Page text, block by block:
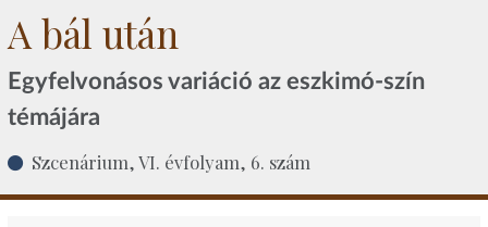
A bál után
Egyfelvonásos variáció az eszkimó-szín
témájára
Szcenárium, VI. évfolyam, 6. szám